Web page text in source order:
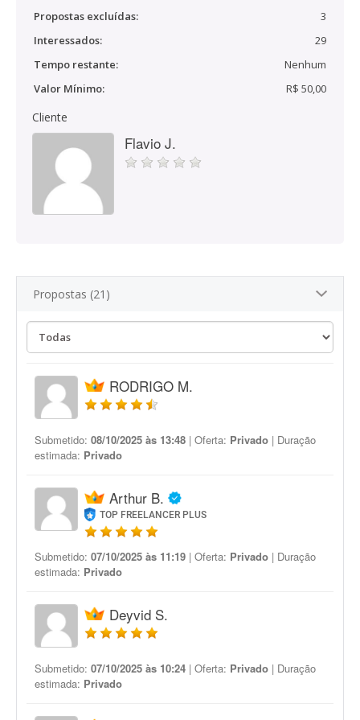
Propostas excluídas:
3
Interessados:
29
Tempo restante:
Nenhum
Valor Mínimo:
R$ 50,00
Cliente
Flavio J.
Propostas (21)
RODRIGO M.
Submetido: 08/10/2025 às 13:48 | Oferta: Privado | Duração
estimada: Privado
Arthur B.
TOP FREELANCER PLUS
Submetido: 07/10/2025 às 11:19 | Oferta: Privado | Duração
estimada: Privado
Deyvid S.
Submetido: 07/10/2025 às 10:24 | Oferta: Privado | Duração
estimada: Privado